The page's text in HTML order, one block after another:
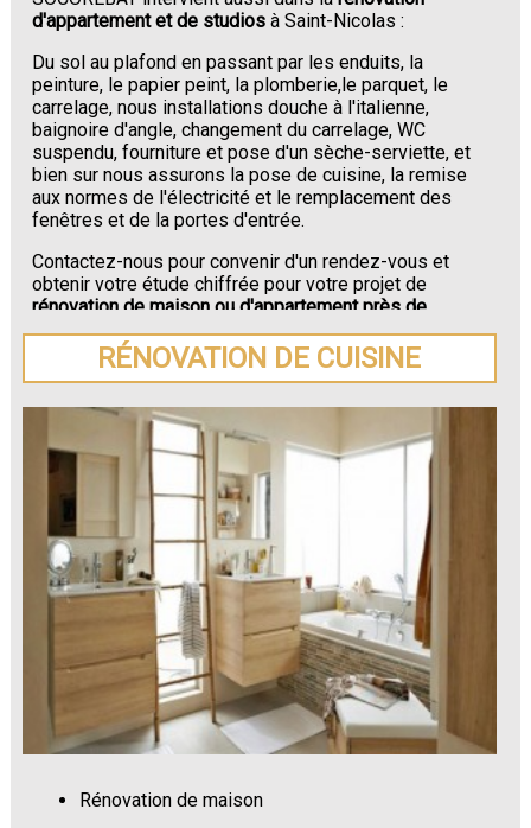
d'appartement et de studios à Saint-Nicolas :
Du sol au plafond en passant par les enduits, la
peinture, le papier peint, la plomberie,le parquet, le
carrelage, nous installations douche à l'italienne,
baignoire d'angle, changement du carrelage, WC
suspendu, fourniture et pose d'un sèche-serviette, et
bien sur nous assurons la pose de cuisine, la remise
aux normes de l'électricité et le remplacement des
fenêtres et de la portes d'entrée.
Contactez-nous pour convenir d'un rendez-vous et
obtenir votre étude chiffrée pour votre projet de
rénovation de maison ou d'appartement près de
Saint-Nicolas.
RÉNOVATION DE CUISINE
Rénovation de maison